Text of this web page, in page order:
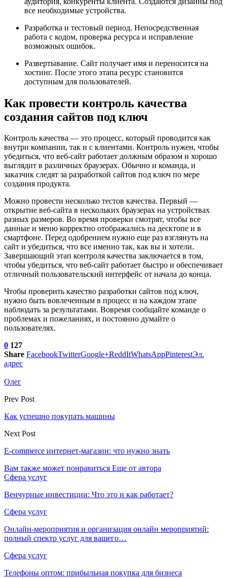
все необходимые устройства.
Разработка и тестовый период. Непосредственная
работа с кодом, проверка ресурса и исправление
возможных ошибок.
Развертывание. Сайт получает имя и переносится на
хостинг. После этого этапа ресурс становится
доступным для пользователей.
Как провести контроль качества
создания сайтов под ключ
Контроль качества — это процесс, который проводится как
внутри компании, так и с клиентами. Контроль нужен, чтобы
убедиться, что веб-сайт работает должным образом и хорошо
выглядит в различных браузерах. Обычно и команда, и
заказчик следят за разработкой сайтов под ключ по мере
создания продукта.
Можно провести несколько тестов качества. Первый —
открытие веб-сайта в нескольких браузерах на устройствах
разных размеров. Во время проверки смотрят, чтобы все
данные и меню корректно отображались на десктопе и в
смартфоне. Перед одобрением нужно еще раз взглянуть на
сайт и убедиться, что все именно так, как вы и хотели.
Завершающий этап контроля качества заключается в том,
чтобы убедиться, что веб-сайт работает быстро и обеспечивает
отличный пользовательский интерфейс от начала до конца.
Чтобы проверить качество разработки сайтов под ключ,
нужно быть вовлеченным в процесс и на каждом этапе
наблюдать за результатами. Вовремя сообщайте команде о
проблемах и пожеланиях, и постоянно думайте о
пользователях.
0 127
Share FacebookTwitterGoogle+ReddItWhatsAppPinterestЭл.
адрес
Олег
Prev Post
Как успешно покупать машины
Next Post
E-commerce интернет-магазин: что нужно знать
Вам также может понравиться Еще от автора
Сфера услуг
Венчурные инвестиции: Что это и как работает?
Сфера услуг
Онлайн-мероприятия и организация онлайн мероприятий:
полный спектр услуг для вашего…
Сфера услуг
Телефоны оптом: прибыльная покупка для бизнеса